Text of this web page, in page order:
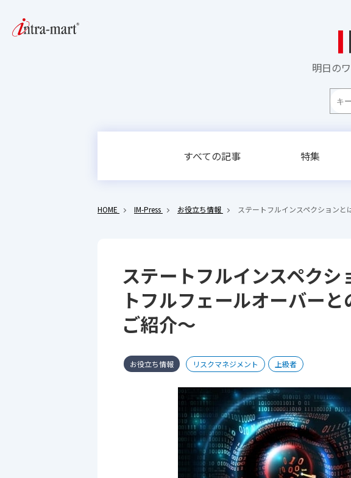
明日の
すべての記事 特集
HOME IM-Press お役立ち情報 ステートフルインスペクション
ステートフルインスペク
トフルフェールオーバー
ご紹介～
お役立ち情報
リスクマネジメント 上級者